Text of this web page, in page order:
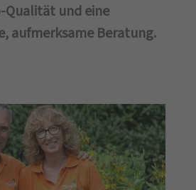
und eine
aufmerksame Beratung.